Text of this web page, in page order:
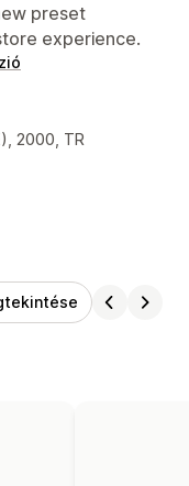
preset
experience.
2000, TR